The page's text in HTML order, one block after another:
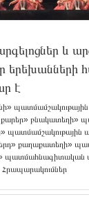
և
երեխանների
է
պատմամշակութային
բնակատեղի»
պատմամշակութային
քաղաքատեղի»
պատմահնագիտական
Հրապարակումներ